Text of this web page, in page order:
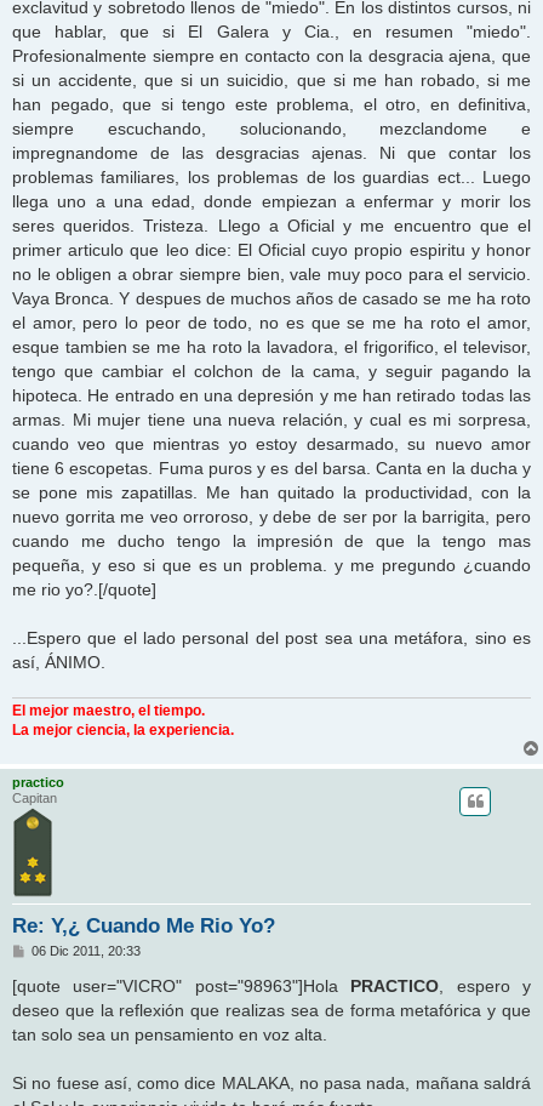
exclavitud y sobretodo llenos de "miedo". En los distintos cursos, ni
que hablar, que si El Galera y Cia., en resumen "miedo".
Profesionalmente siempre en contacto con la desgracia ajena, que
si un accidente, que si un suicidio, que si me han robado, si me
han pegado, que si tengo este problema, el otro, en definitiva,
siempre escuchando, solucionando, mezclandome e
impregnandome de las desgracias ajenas. Ni que contar los
problemas familiares, los problemas de los guardias ect... Luego
llega uno a una edad, donde empiezan a enfermar y morir los
seres queridos. Tristeza. Llego a Oficial y me encuentro que el
primer articulo que leo dice: El Oficial cuyo propio espiritu y honor
no le obligen a obrar siempre bien, vale muy poco para el servicio.
Vaya Bronca. Y despues de muchos años de casado se me ha roto
el amor, pero lo peor de todo, no es que se me ha roto el amor,
esque tambien se me ha roto la lavadora, el frigorifico, el televisor,
tengo que cambiar el colchon de la cama, y seguir pagando la
hipoteca. He entrado en una depresión y me han retirado todas las
armas. Mi mujer tiene una nueva relación, y cual es mi sorpresa,
cuando veo que mientras yo estoy desarmado, su nuevo amor
tiene 6 escopetas. Fuma puros y es del barsa. Canta en la ducha y
se pone mis zapatillas. Me han quitado la productividad, con la
nuevo gorrita me veo orroroso, y debe de ser por la barrigita, pero
cuando me ducho tengo la impresión de que la tengo mas
pequeña, y eso si que es un problema. y me pregundo ¿cuando
me rio yo?.[/quote]
...Espero que el lado personal del post sea una metáfora, sino es
así, ÁNIMO.
El mejor maestro, el tiempo.
La mejor ciencia, la experiencia.
practico
Capitan
Re: Y,¿ Cuando Me Rio Yo?
M
n
a
e
06 Dic 2011, 20:33
[quote user="VICRO" post="98963"]Hola PRACTICO , espero y
deseo que la reflexión que realizas sea de forma metafórica y que
tan solo sea un pensamiento en voz alta.
Si no fuese así, como dice MALAKA, no pasa nada, mañana saldrá